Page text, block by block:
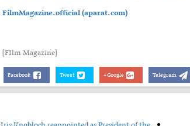
FilmMagazine.official (aparat.com)
[FIlm Magazine]
Facebook Tweet Google+ Telegram